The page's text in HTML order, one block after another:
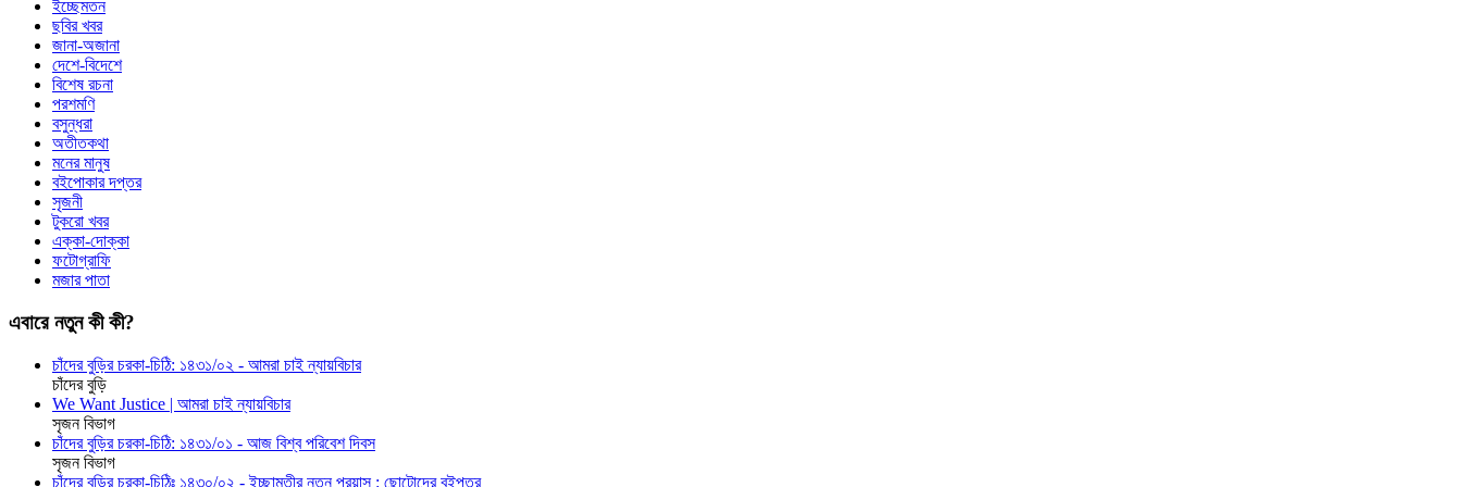
ইচ্ছেমতন
ছবির খবর
জানা-অজানা
দেশে-বিদেশে
বিশেষ রচনা
পরশমণি
বসুন্ধরা
অতীতকথা
মনের মানুষ
বইপোকার দপ্তর
সৃজনী
টুকরো খবর
এক্কা-দোক্কা
ফটোগ্রাফি
মজার পাতা
এবারে নতুন কী কী?
চাঁদের বুড়ির চরকা-চিঠি: ১৪৩১/০২ - আমরা চাই ন্যায়বিচার
চাঁদের বুড়ি
We Want Justice | আমরা চাই ন্যায়বিচার
সৃজন বিভাগ
চাঁদের বুড়ির চরকা-চিঠি: ১৪৩১/০১ - আজ বিশ্ব পরিবেশ দিবস
সৃজন বিভাগ
চাঁদের বুড়ির চরকা-চিঠিঃ ১৪৩০/০২ - ইচ্ছামতীর নতুন প্রয়াস : ছোটোদের বইপত্র